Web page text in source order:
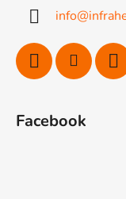
info@
Facebook